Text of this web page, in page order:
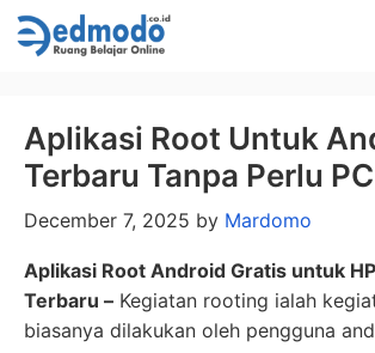
Skip
to
Aplikasi Root Untuk
Terbaru Tanpa Perlu PC
December 7, 2025 by Mardomo
Aplikasi Root Android Gratis untuk
Terbaru – Kegiatan rooting ialah
biasanya dilakukan oleh pengguna